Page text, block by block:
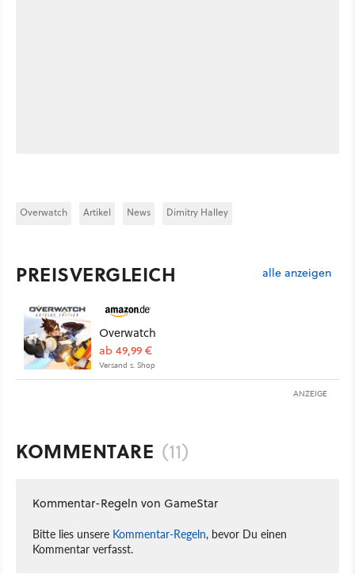
Overwatch Artikel News Dimitry Halley
PREISVERGLEICH alle anzeigen
Overwatch
ab 49,99 €
Versand s. Shop
ANZEIGE
KOMMENTARE (11)
Kommentar-Regeln von GameStar
Bitte lies unsere Kommentar-Regeln, bevor Du einen
Kommentar verfasst.